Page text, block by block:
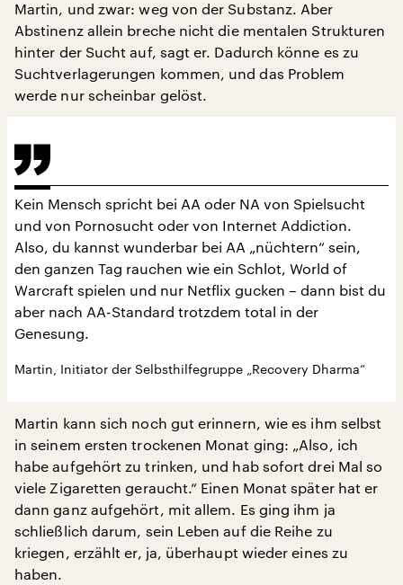
Martin, und zwar: weg von der Substanz. Aber
Abstinenz allein breche nicht die mentalen Strukturen
hinter der Sucht auf, sagt er. Dadurch könne es zu
Suchtverlagerungen kommen, und das Problem
werde nur scheinbar gelöst.
Kein Mensch spricht bei AA oder NA von Spielsucht
und von Pornosucht oder von Internet Addiction.
Also, du kannst wunderbar bei AA „nüchtern“ sein,
den ganzen Tag rauchen wie ein Schlot, World of
Warcraft spielen und nur Netflix gucken – dann bist du
aber nach AA-Standard trotzdem total in der
Genesung.
Martin, Initiator der Selbsthilfegruppe „Recovery Dharma“
Martin kann sich noch gut erinnern, wie es ihm selbst
in seinem ersten trockenen Monat ging: „Also, ich
habe aufgehört zu trinken, und hab sofort drei Mal so
viele Zigaretten geraucht.“ Einen Monat später hat er
dann ganz aufgehört, mit allem. Es ging ihm ja
schließlich darum, sein Leben auf die Reihe zu
kriegen, erzählt er, ja, überhaupt wieder eines zu
haben.